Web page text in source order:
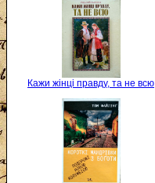
Кажи жінці правду, та не всю